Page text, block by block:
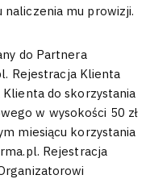
mu prowizji.
do Partnera
Rejestracja Klienta
do skorzystania
w wysokości 50 zł
miesiącu korzystania
Rejestracja